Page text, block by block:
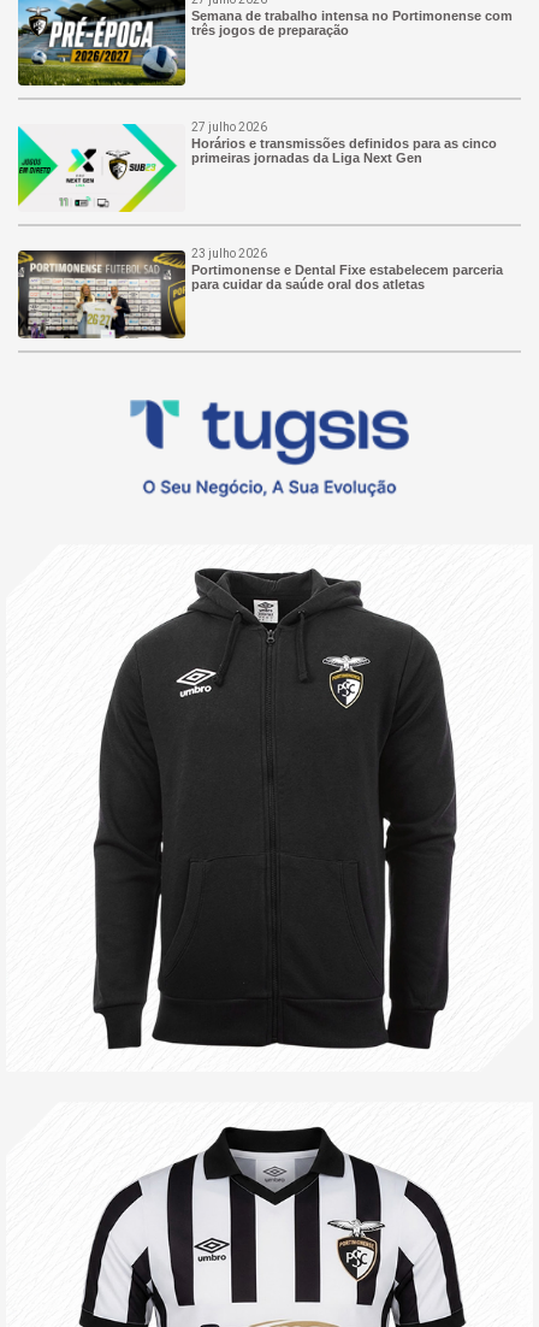
Semana de trabalho intensa no Portimonense com
três jogos de preparação
27 julho 2026
Horários e transmissões definidos para as cinco
primeiras jornadas da Liga Next Gen
23 julho 2026
Portimonense e Dental Fixe estabelecem parceria
para cuidar da saúde oral dos atletas